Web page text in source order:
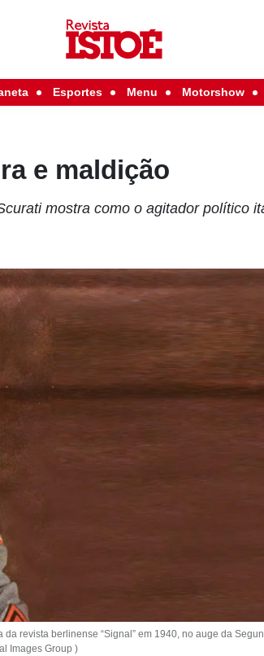
Esportes Menu Motorshow
e maldição
mostra como o agitador político
revista berlinense “Signal” em 1940, no auge da
Images Group )